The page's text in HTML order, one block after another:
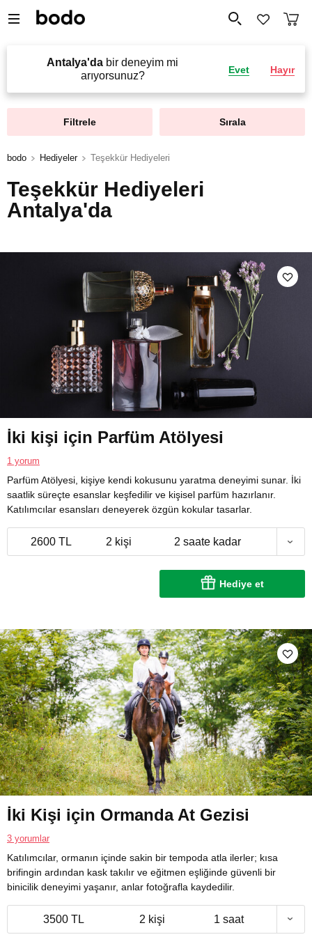
Antalya'da bir deneyim mi
arıyorsunuz?
Evet Hayır
Filtrele Sırala
bodo Hediyeler Teşekkür Hediyeleri
Teşekkür Hediyeleri
Antalya'da
İki kişi için Parfüm Atölyesi
1 yorum
Parfüm Atölyesi, kişiye kendi kokusunu yaratma deneyimi sunar. İki
saatlik süreçte esanslar keşfedilir ve kişisel parfüm hazırlanır.
Katılımcılar esansları deneyerek özgün kokular tasarlar.
2600 TL 2 kişi 2 saate kadar
Hediye et
İki Kişi için Ormanda At Gezisi
3 yorumlar
Katılımcılar, ormanın içinde sakin bir tempoda atla ilerler; kısa
brifingin ardından kask takılır ve eğitmen eşliğinde güvenli bir
binicilik deneyimi yaşanır, anlar fotoğrafla kaydedilir.
3500 TL 2 kişi 1 saat